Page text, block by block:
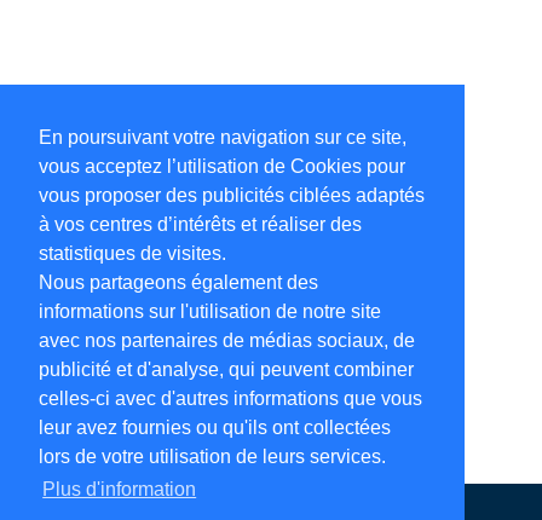
En poursuivant votre navigation sur ce site,
vous acceptez l’utilisation de Cookies pour
vous proposer des publicités ciblées adaptés
à vos centres d’intérêts et réaliser des
statistiques de visites.
Nous partageons également des
informations sur l'utilisation de notre site
avec nos partenaires de médias sociaux, de
publicité et d'analyse, qui peuvent combiner
celles-ci avec d'autres informations que vous
leur avez fournies ou qu'ils ont collectées
lors de votre utilisation de leurs services.
Plus d'information